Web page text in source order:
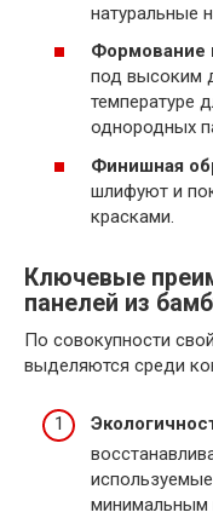
натуральные
Формование
под высоким
температуре
однородных
Финишная
шлифуют и
красками.
Ключевые
панелей из
По совокупности
выделяются среди
минимальным